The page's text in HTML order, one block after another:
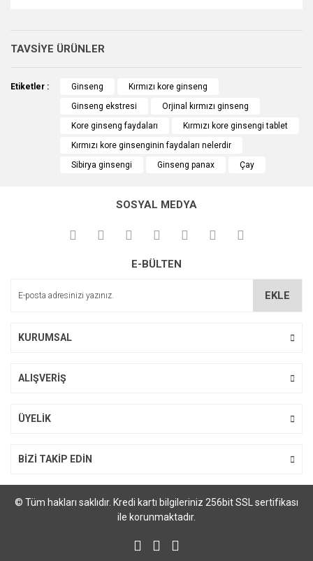
ürün inanılmaz bir şekilde elime hızlı ulaştı,bu çayı 16 yaşındaki
kızım için sürekli kullanıyorum ve gerçekten çok faydasını gördüm
çok teşekkür ederim...
kullanarak tarafımıza iletebilirsiniz.
Görüş ve önerileriniz için teşekkür ederiz.
Ürün resmi kalitesiz, bozuk veya görüntülenemiyor.
Ürün açıklamasında eksik bilgiler bulunuyor.
Ürün bilgilerinde hatalar bulunuyor.
Ürün fiyatı diğer sitelerden daha pahalı.
Bu ürüne benzer farklı alternatifler olmalı.
Gönder
TAVSİYE ÜRÜNLER
35,65 TL
Etiketler : Ginseng
Kırmızı kore ginseng
Ginseng ekstresi
Orjinal kırmızı ginseng
Kore ginseng faydaları
Kırmızı kore ginsengi tablet
Kırmızı kore ginsenginin faydaları nelerdir
Sibirya ginsengi
Ginseng panax Çay
SOSYAL MEDYA
E-BÜLTEN
EKLE
KURUMSAL
ALIŞVERİŞ
ÜYELİK
BİZİ TAKİP EDİN
© Tüm hakları saklıdır. Kredi kartı bilgileriniz 256bit SSL sertifikası
ile korunmaktadır.